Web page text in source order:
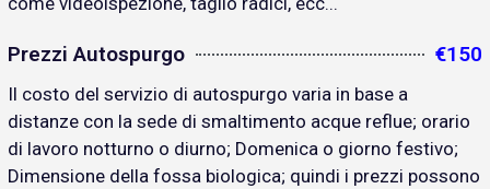
Prezzi Autospurgo €150
Il costo del servizio di autospurgo varia in base a
distanze con la sede di smaltimento acque reflue; orario
di lavoro notturno o diurno; Domenica o giorno festivo;
Dimensione della fossa biologica; quindi i prezzi possono